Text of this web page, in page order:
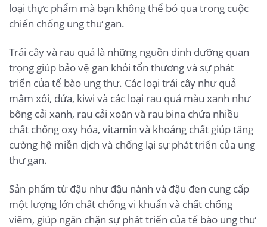
loại thực phẩm mà bạn không thể bỏ qua trong cuộc
chiến chống ung thư gan.
Trái cây và rau quả là những nguồn dinh dưỡng quan
trọng giúp bảo vệ gan khỏi tổn thương và sự phát
triển của tế bào ung thư. Các loại trái cây như quả
mâm xôi, dứa, kiwi và các loại rau quả màu xanh như
bông cải xanh, rau cải xoăn và rau bina chứa nhiều
chất chống oxy hóa, vitamin và khoáng chất giúp tăng
cường hệ miễn dịch và chống lại sự phát triển của ung
thư gan.
Sản phẩm từ đậu như đậu nành và đậu đen cung cấp
một lượng lớn chất chống vi khuẩn và chất chống
viêm, giúp ngăn chặn sự phát triển của tế bào ung thư